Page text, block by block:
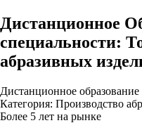
Дистанционное
специальности:
абразивных
Дистанционное
Категория: Производство
Более 5 лет на рынке